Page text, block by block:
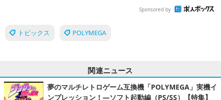
Sponsored by
トピックス POLYMEGA
関連ニュース
夢のマルチレトロゲーム互換機「POLYMEGA」実機イ
ンプレッション！―ソフト起動編（PS/SS）【特集】